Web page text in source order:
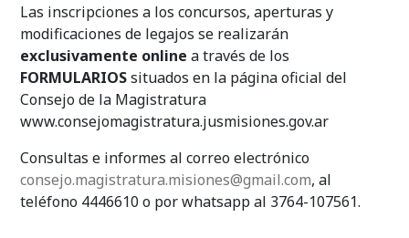
Las inscripciones a los concursos, aperturas y
modificaciones de legajos se realizarán
exclusivamente online a través de los
FORMULARIOSsituados en la página oficial del
Consejo de la Magistratura
www.consejomagistratura.jusmisiones.gov.ar
Consultas e informes al correo electrónico
consejo.magistratura.misiones@gmail.com, al
teléfono 4446610 o por whatsapp al 3764-107561.